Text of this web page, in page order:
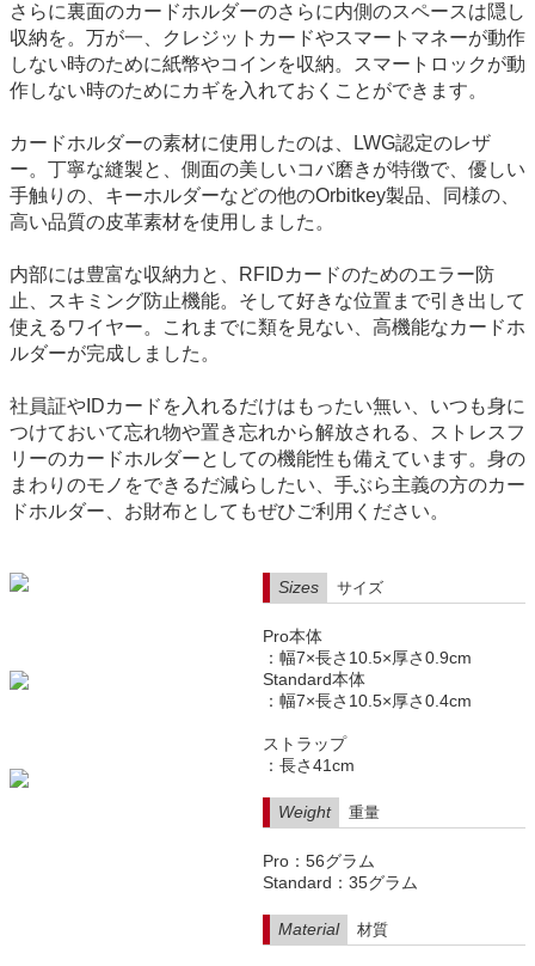
さらに裏面のカードホルダーのさらに内側のスペースは隠し
収納を。万が一、クレジットカードやスマートマネーが動作
しない時のために紙幣やコインを収納。スマートロックが動
作しない時のためにカギを入れておくことができます。
カードホルダーの素材に使用したのは、LWG認定のレザ
ー。丁寧な縫製と、側面の美しいコバ磨きが特徴で、優しい
手触りの、キーホルダーなどの他のOrbitkey製品、同様の、
高い品質の皮革素材を使用しました。
内部には豊富な収納力と、RFIDカードのためのエラー防
止、スキミング防止機能。そして好きな位置まで引き出して
使えるワイヤー。これまでに類を見ない、高機能なカードホ
ルダーが完成しました。
社員証やIDカードを入れるだけはもったい無い、いつも身に
つけておいて忘れ物や置き忘れから解放される、ストレスフ
リーのカードホルダーとしての機能性も備えています。身の
まわりのモノをできるだ減らしたい、手ぶら主義の方のカー
ドホルダー、お財布としてもぜひご利用ください。
Sizes サイズ
Pro本体
：幅7×長さ10.5×厚さ0.9cm
Standard本体
：幅7×長さ10.5×厚さ0.4cm
ストラップ
：長さ41cm
Weight 重量
Pro：56グラム
Standard：35グラム
Material 材質